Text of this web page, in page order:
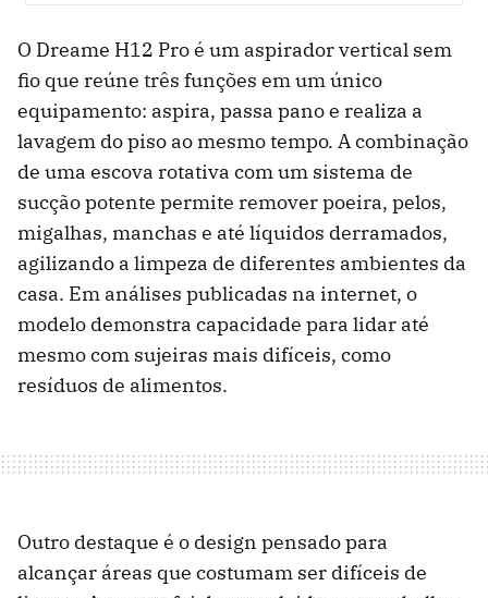
O Dreame H12 Pro é um aspirador vertical sem
fio que reúne três funções em um único
equipamento: aspira, passa pano e realiza a
lavagem do piso ao mesmo tempo. A combinação
de uma escova rotativa com um sistema de
sucção potente permite remover poeira, pelos,
migalhas, manchas e até líquidos derramados,
agilizando a limpeza de diferentes ambientes da
casa. Em análises publicadas na internet, o
modelo demonstra capacidade para lidar até
mesmo com sujeiras mais difíceis, como
resíduos de alimentos.
Outro destaque é o design pensado para
alcançar áreas que costumam ser difíceis de